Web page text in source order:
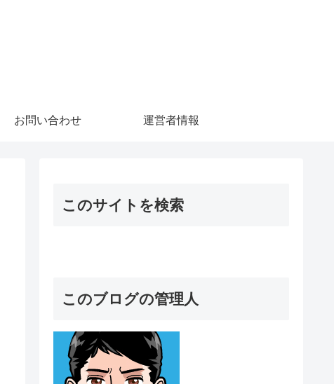
お問い合わせ 運営者情報
このサイトを検索
このブログの管理人